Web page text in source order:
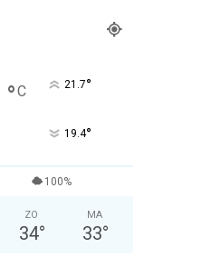
°C 21.7°
19.4°
100%
ZO
34°
MA
33°